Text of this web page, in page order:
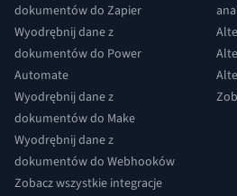
dokumentów do Zapier
Wyodrębnij dane z
dokumentów do Power
Automate
Wyodrębnij dane z
dokumentów do Make
Wyodrębnij dane z
dokumentów do Webhooków
Zobacz wszystkie integracje